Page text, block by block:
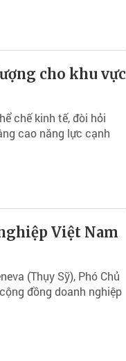
cho khu vực
chế kinh tế, đòi hỏi
cao năng lực cạnh
Việt Nam
(Thụy Sỹ), Phó Chủ
đồng doanh nghiệp